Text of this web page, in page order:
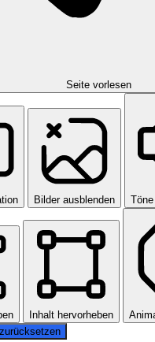
Seite vorlesen
Bilder ausblenden
Inhalt hervorheben